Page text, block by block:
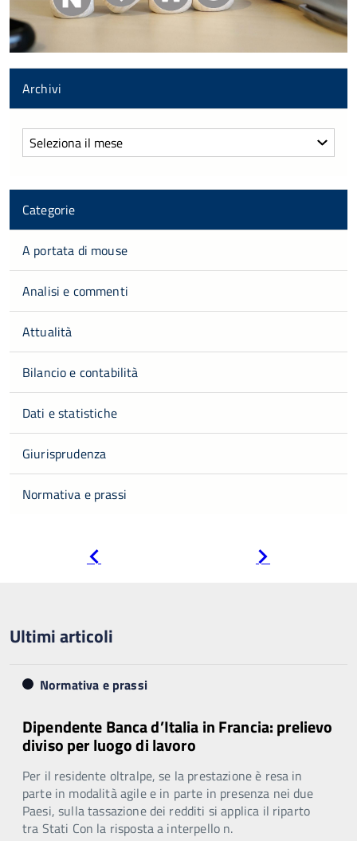
Archivi
Archivi
Categorie
A portata di mouse
Analisi e commenti
Attualità
Bilancio e contabilità
Dati e statistiche
Giurisprudenza
Normativa e prassi
Ultimi articoli
Normativa e prassi
Dipendente Banca d’Italia in Francia: prelievo
diviso per luogo di lavoro
Per il residente oltralpe, se la prestazione è resa in
parte in modalità agile e in parte in presenza nei due
Paesi, sulla tassazione dei redditi si applica il riparto
tra Stati Con la risposta a interpello n.